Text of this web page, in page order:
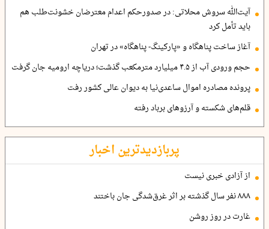
آیت‌الله سروش محلاتی: در صدورحکم اعدام معترضان خشونت‌طلب هم
باید تأمل کرد
آغاز ساخت پناهگاه و «پارکینگ- پناهگاه» در تهران
حجم ورودی آب از ۴.۵ میلیارد مترمکعب گذشت؛ دریاچه ارومیه جان گرفت
پرونده مصادره اموال ساعدی‌نیا به دیوان عالی کشور رفت
قلم‌های شکسته و آرزوهای برباد رفته
پربازدیدترین اخبار
از آزادی خبری نیست
۸۸۸ نفر سال گذشته بر اثر غرق‌شدگی جان باختند
غارت در روز روشن